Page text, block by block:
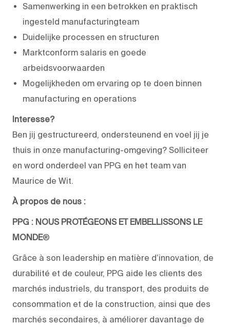
Samenwerking in een betrokken en praktisch
ingesteld manufacturingteam
Duidelijke processen en structuren
Marktconform salaris en goede
arbeidsvoorwaarden
Mogelijkheden om ervaring op te doen binnen
manufacturing en operations
Interesse?
Ben jij gestructureerd, ondersteunend en voel jij je
thuis in onze manufacturing-omgeving? Solliciteer
en word onderdeel van PPG en het team van
Maurice de Wit.
À propos de nous :
PPG : NOUS PROTÉGEONS ET EMBELLISSONS LE
MONDE®
Grâce à son leadership en matière d’innovation, de
durabilité et de couleur, PPG aide les clients des
marchés industriels, du transport, des produits de
consommation et de la construction, ainsi que des
marchés secondaires, à améliorer davantage de